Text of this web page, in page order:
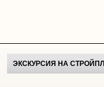
ЭКСКУРСИЯ НА